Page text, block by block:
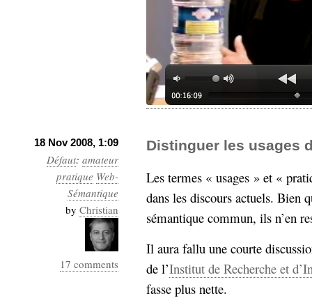
18 Nov 2008, 1:09
Défaut: amateur
pratique Web-
Sémantique
by Christian
17 comments
Distinguer les usages
Les termes « usages » et «
dans les discours actuels. Bien
sémantique commun, ils n’en
Il aura fallu une courte
de l’Institut de Recherche et
fasse plus nette.